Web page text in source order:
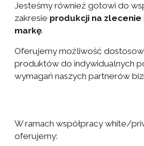
Jesteśmy również gotowi do
zakresie produkcji na
markę.
Oferujemy możliwość
produktów do indywidualnych
wymagań naszych partnerów
W ramach współpracy white/
oferujemy: